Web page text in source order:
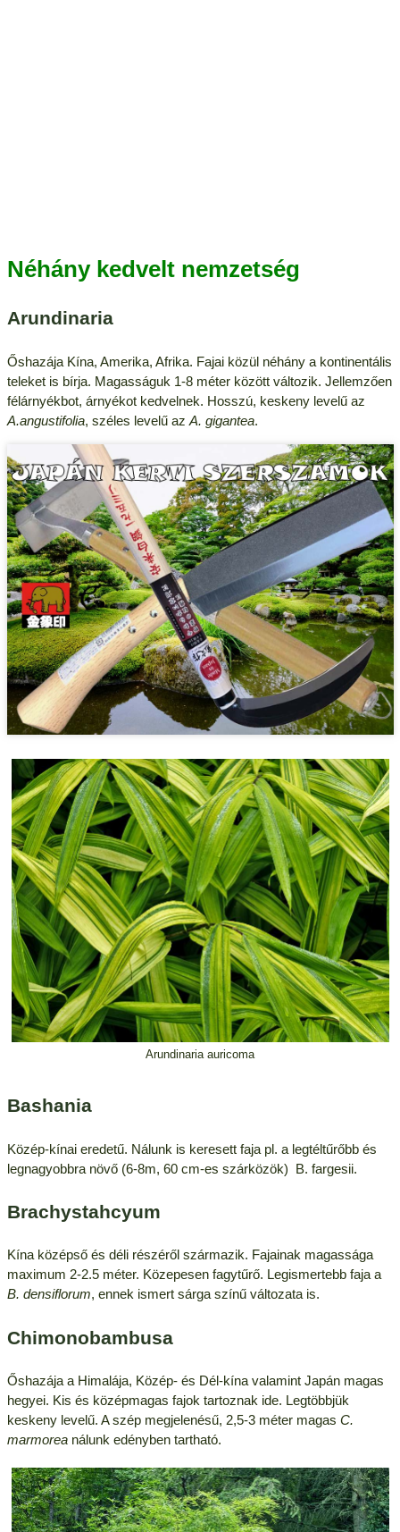
Néhány kedvelt nemzetség
Arundinaria
Őshazája Kína, Amerika, Afrika. Fajai közül néhány a kontinentális
teleket is bírja. Magasságuk 1-8 méter között változik. Jellemzően
félárnyékbot, árnyékot kedvelnek. Hosszú, keskeny levelű az
A.angustifolia, széles levelű az A. gigantea.
Arundinaria auricoma
Bashania
Közép-kínai eredetű. Nálunk is keresett faja pl. a legtéltűrőbb és
legnagyobbra növő (6-8m, 60 cm-es szárközök) B. fargesii.
Brachystahcyum
Kína középső és déli részéről származik. Fajainak magassága
maximum 2-2.5 méter. Közepesen fagytűrő. Legismertebb faja a
B. densiflorum, ennek ismert sárga színű változata is.
Chimonobambusa
Őshazája a Himalája, Közép- és Dél-kína valamint Japán magas
hegyei. Kis és középmagas fajok tartoznak ide. Legtöbbjük
keskeny levelű. A szép megjelenésű, 2,5-3 méter magas C.
marmoreanálunk edényben tartható.